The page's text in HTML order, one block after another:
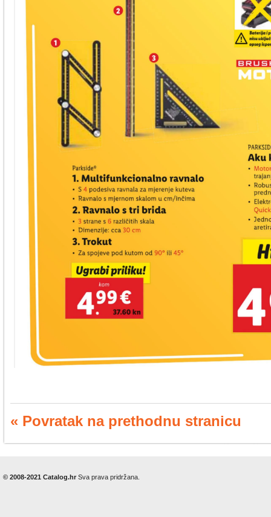
« Povratak na prethodnu stranicu
© 2008-2021 Catalog.hr Sva prava pridržana.